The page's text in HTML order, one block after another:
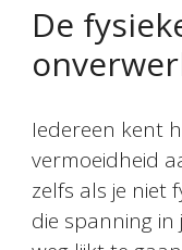
De
Iedereen kent
vermoeidheid
zelfs als je niet
die spanning